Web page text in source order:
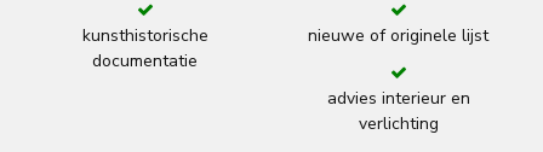
kunsthistorische
documentatie
nieuwe of originele lijst
advies interieur en
verlichting